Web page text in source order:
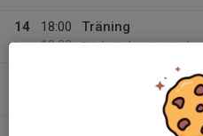
14
Ons
18:00
19:00
Träning
Björknäs konstgräsplan